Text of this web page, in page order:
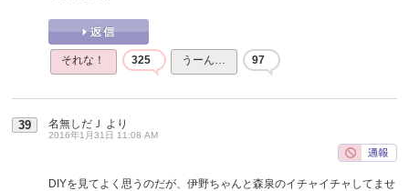
それな！ 325 うーん… 97
39 名無しだＪ より
2016年1月31日 11:08 AM
DIYを見てよく思うのだが、伊野ちゃんと森泉のイチャイチャしてませ